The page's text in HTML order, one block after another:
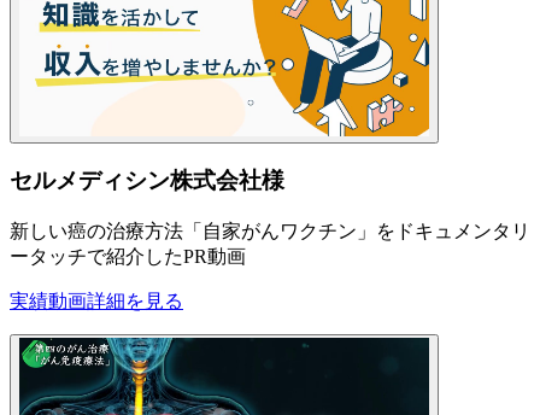
セルメディシン株式会社様
新しい癌の治療方法「自家がんワクチン」をドキュメンタリ
ータッチで紹介したPR動画
実績動画詳細を見る